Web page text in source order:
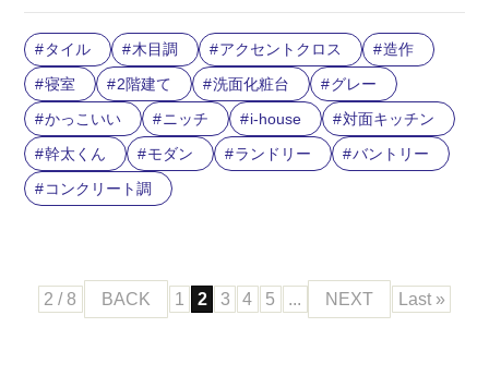
タイル 木目調 アクセントクロス
造作
寝室
2階建て 洗面化粧台
グレー
かっこいい
ニッチ i-house
対面キッチン
幹太くん
モダン ランドリー
バントリー
コンクリート調
2 / 8 BACK 1 2 3 4 5 ... NEXT Last »